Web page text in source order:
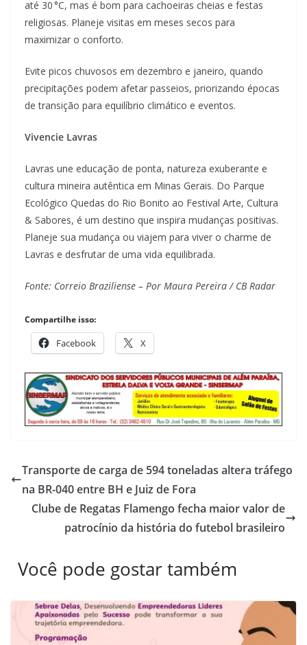
até 30 °C, mas é bom para cachoeiras cheias e festas
religiosas. Planeje visitas em meses secos para
maximizar o conforto.
Evite picos chuvosos em dezembro e janeiro, quando
precipitações podem afetar passeios, priorizando épocas
de transição para equilíbrio climático e eventos.
Vivencie Lavras
Lavras une educação de ponta, natureza exuberante e
cultura mineira autêntica em Minas Gerais. Do Parque
Ecológico Quedas do Rio Bonito ao Festival Arte, Cultura
& Sabores, é um destino que inspira mudanças positivas.
Planeje sua mudança ou viajem para viver o charme de
Lavras e desfrutar de uma vida equilibrada.
Fonte: Correio Braziliense – Por Maura Pereira / CB Radar
Compartilhe isso:
Facebook X
Transporte de carga de 594 toneladas altera tráfego
na BR-040 entre BH e Juiz de Fora
Clube de Regatas Flamengo fecha maior valor de
patrocínio da história do futebol brasileiro
Você pode gostar também